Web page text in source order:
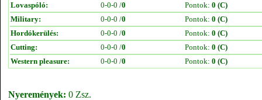
Lovaspóló:
0-0-0 /0 Pontok: 0 (C)
Military:
0-0-0 /0 Pontok: 0 (C)
Hordókerülés:
0-0-0 /0 Pontok: 0 (C)
Cutting:
0-0-0 /0 Pontok: 0 (C)
Western pleasure:
0-0-0 /0 Pontok: 0 (C)
Nyeremények: 0 Zsz.